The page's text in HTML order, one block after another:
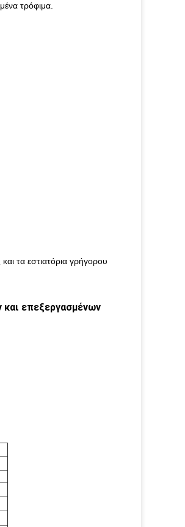
τρόφιμα.
τα εστιατόρια γρήγορου
επεξεργασμένων